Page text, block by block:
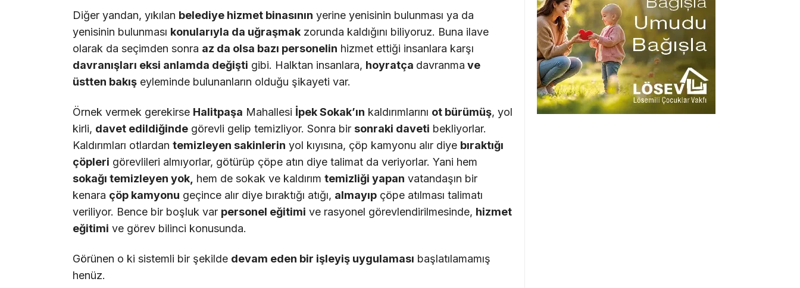
Diğer yandan, yıkılan belediye hizmet binasının yerine yenisinin bulunması ya da
yenisinin bulunması konularıyla da uğraşmak zorunda kaldığını biliyoruz. Buna ilave
olarak da seçimden sonra az da olsa bazı personelin hizmet ettiği insanlara karşı
davranışları eksi anlamda değişti gibi. Halktan insanlara, hoyratça davranma ve
üstten bakış eyleminde bulunanların olduğu şikayeti var.
Örnek vermek gerekirse Halitpaşa Mahallesi İpek Sokak’ın kaldırımlarını ot bürümüş, yol
kirli, davet edildiğinde görevli gelip temizliyor. Sonra bir sonraki daveti bekliyorlar.
Kaldırımları otlardan temizleyen sakinlerin yol kıyısına, çöp kamyonu alır diye bıraktığı
çöpleri görevlileri almıyorlar, götürüp çöpe atın diye talimat da veriyorlar. Yani hem
sokağı temizleyen yok, hem de sokak ve kaldırım temizliği yapan vatandaşın bir
kenara çöp kamyonu geçince alır diye bıraktığı atığı, almayıp çöpe atılması talimatı
veriliyor. Bence bir boşluk var personel eğitimi ve rasyonel görevlendirilmesinde, hizmet
eğitimi ve görev bilinci konusunda.
Görünen o ki sistemli bir şekilde devam eden bir işleyiş uygulaması başlatılamamış
henüz.